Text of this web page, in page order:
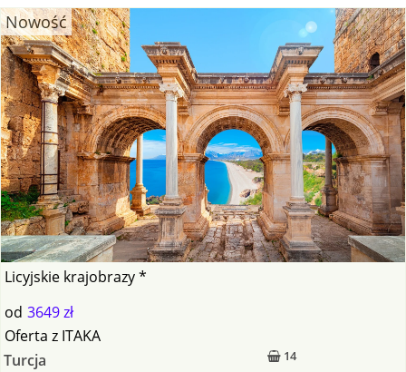
Licyjskie krajobrazy *
od 3649 zł
14
Nowość
Oferta z ITAKA
Turcja